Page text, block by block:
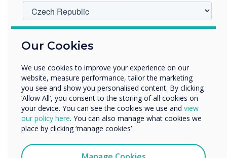
“
Tato zábavná interaktivní
vzdělávací videa mají
rodičům poskytnout
Our Cookies
We use cookies to improve your experience on our
website, measure performance, tailor the marketing
you see and show you personalised content. By clicking
‘Allow All’, you consent to the storing of all cookies on
your device. You can see the cookies we use and view
our policy here. You can also manage what cookies we
place by clicking ‘manage cookies’
Vzdělávání
Další
Název společnosti
Rádi bychom vás kontaktovali ohledně našich produktů a
služeb e-mailem, telefonicky nebo poštou.
Souhlasím se zasíláním zpráv od společnosti